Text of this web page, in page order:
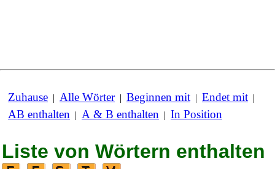
Zuhause | Alle Wörter| Beginnen mit | Endet mit |
AB enthalten | A & B enthalten | In Position
Liste von Wörtern enthalten